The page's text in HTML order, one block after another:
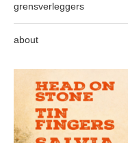
grensverleggers
about